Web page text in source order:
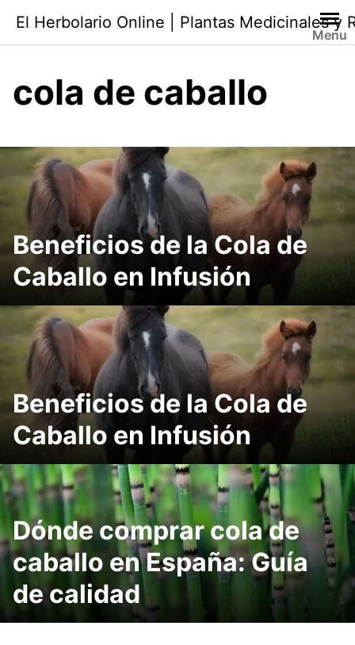
contenido
El Herbolario Online | Plantas Medicinales y
Menu
cola de caballo
Beneficios de la Cola de
Caballo en Infusión
Beneficios de la Cola de
Caballo en Infusión
Dónde comprar cola de
caballo en España: Guía
de calidad